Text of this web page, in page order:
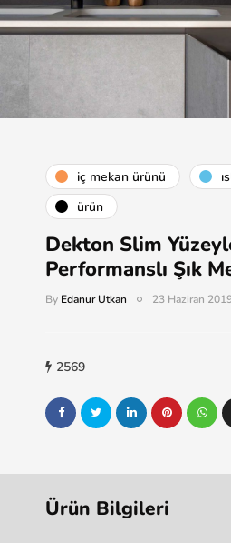
i̇ç mekan ürünü
ürün
Dekton Slim
Performanslı Şık
By Edanur Utkan 23 Haziran
2569
Ürün Bilgileri